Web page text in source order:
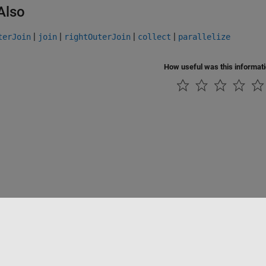
| join | rightOuterJoin | collect | parallelize
How useful was this